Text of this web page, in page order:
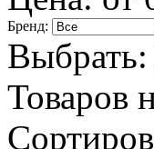
Бренд:
Выбрать:
Товаров